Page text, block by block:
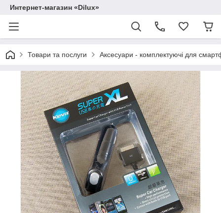
Интернет-магазин «Dilux»
Товари та послуги Аксесуари - комплектуючі для